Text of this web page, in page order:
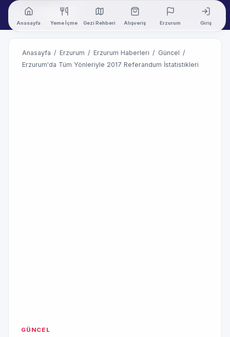
Anasayfa Yeme İçme Gezi Rehberi Alışveriş Erzurum Giriş
Anasayfa / Erzurum / Erzurum Haberleri / Güncel /
Erzurum'da Tüm Yönleriyle 2017 Referandum İstatistikleri
GÜNCEL